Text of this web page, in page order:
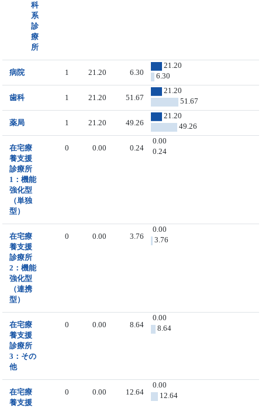
科
系
診
療
所
病院 1 21.20 6.30
21.20
6.30
歯科 1 21.20 51.67
21.20
51.67
薬局 1 21.20 49.26
21.20
49.26
在宅療
養支援
診療所
1：機能
強化型
（単独
型）
0 0.00 0.24
0.00
0.24
在宅療
養支援
診療所
2：機能
強化型
（連携
型）
0 0.00 3.76
0.00
3.76
在宅療
養支援
診療所
3：その
他
0 0.00 8.64
0.00
8.64
在宅療
養支援
0 0.00 12.64
0.00
12.64